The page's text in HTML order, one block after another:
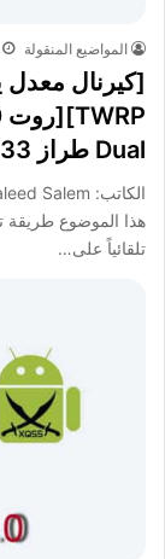
المواضيع المنقولة
Dual طراز E6633
تلقائياً على…